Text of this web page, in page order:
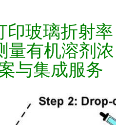
印玻璃折射率
量有机溶剂浓
与集成服务